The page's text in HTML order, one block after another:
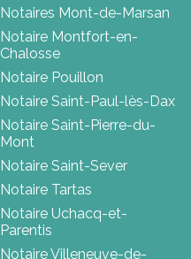
Notaires Mont-de-Marsan
Notaire Montfort-en-
Chalosse
Notaire Pouillon
Notaire Saint-Paul-lès-Dax
Notaire Saint-Pierre-du-
Mont
Notaire Saint-Sever
Notaire Tartas
Notaire Uchacq-et-
Parentis
Notaire Villeneuve-de-